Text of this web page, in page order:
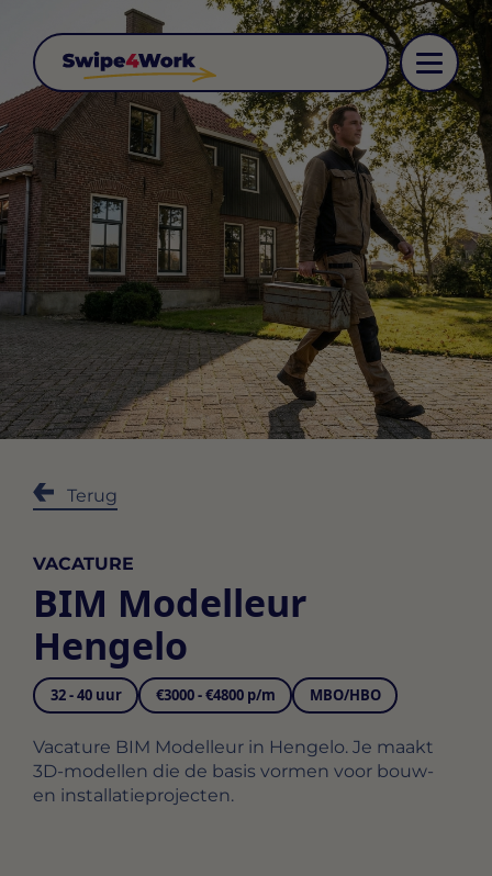
Terug
VACATURE
BIM Modelleur
Hengelo
32 - 40 uur €3000 - €4800 p/m MBO/HBO
Vacature BIM Modelleur in Hengelo. Je maakt
3D-modellen die de basis vormen voor bouw-
en installatieprojecten.